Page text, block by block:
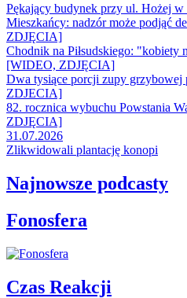
Pękający budynek przy ul. Hożej w
Mieszkańcy: nadzór może podjąć
ZDJĘCIA]
Chodnik na Piłsudskiego: "kobiety
[WIDEO, ZDJĘCIA]
Dwa tysiące porcji zupy
ZDJECIA]
82. rocznica wybuchu Powstania
ZDJĘCIA]
31.07.2026
Zlikwidowali plantację konopi
Najnowsze podcasty
Fonosfera
Czas Reakcji